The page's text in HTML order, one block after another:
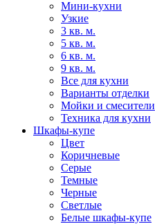
Мини-кухни
Узкие
3 кв. м.
5 кв. м.
6 кв. м.
9 кв. м.
Все для кухни
Варианты отделки
Мойки и смесители
Техника для кухни
Шкафы-купе
Цвет
Коричневые
Серые
Темные
Черные
Светлые
Белые шкафы-купе